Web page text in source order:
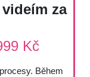
za
Kč
Během